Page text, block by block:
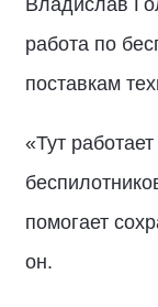
Владислав
работа по
поставкам
«Тут
помогает
он.